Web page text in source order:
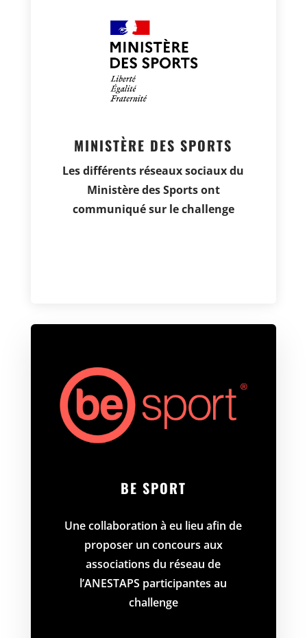
MINISTÈRE DES SPORTS
Les différents réseaux sociaux du
Ministère des Sports ont
communiqué sur le challenge
BE SPORT
Une collaboration à eu lieu afin de
proposer un concours aux
associations du réseau de
l’ANESTAPS participantes au
challenge